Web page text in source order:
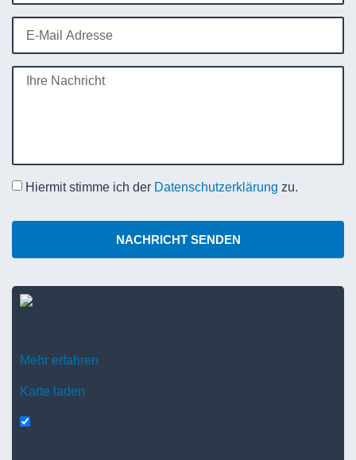
Hiermit stimme ich der Datenschutzerklärung zu.
NACHRICHT SENDEN
Mehr erfahren
Karte laden